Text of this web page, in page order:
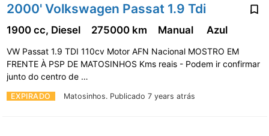
2000' Volkswagen Passat 1.9 Tdi
EXPIRADO Matosinhos. Publicado 7 years atrás
1900 cc, Diesel 275000 km Manual Azul
VW Passat 1.9 TDI 110cv Motor AFN Nacional MOSTRO EM
FRENTE À PSP DE MATOSINHOS Kms reais - Podem ir confirmar
junto do centro de …